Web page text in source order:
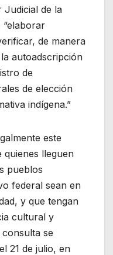
Judicial de la
“elaborar
de manera
autoadscripción
de
de elección
indígena.”
este
lleguen
pueblos
federal sean en
y que tengan
cultural y
se
21 de julio, en